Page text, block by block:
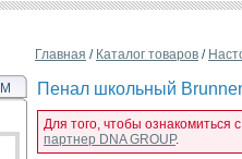
Главная / Каталог товаров /
Пенал школьный
Для того, чтобы
партнер DNA GROUP.